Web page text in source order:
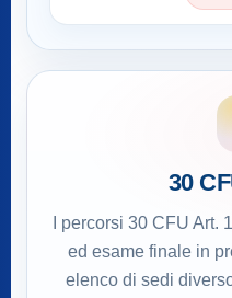
30
I percorsi 30 CFU
ed esame finale in
elenco di sedi